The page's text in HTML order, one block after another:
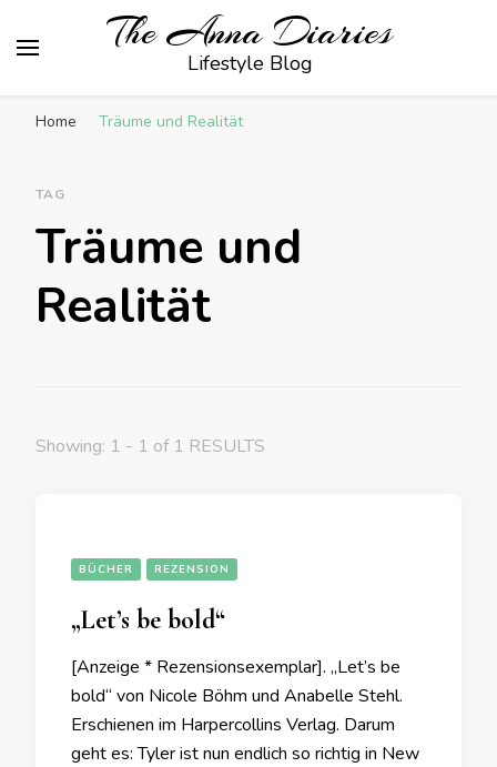
The Anna Diaries
Lifestyle Blog
Home Träume und Realität
TAG
Träume und
Realität
Showing: 1 - 1 of 1 RESULTS
BÜCHER REZENSION
„Let’s be bold“
[Anzeige * Rezensionsexemplar]. „Let’s be
bold“ von Nicole Böhm und Anabelle Stehl.
Erschienen im Harpercollins Verlag. Darum
geht es: Tyler ist nun endlich so richtig in New